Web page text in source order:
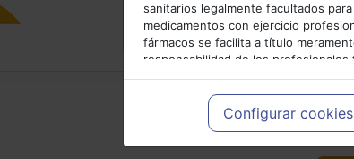
sanitarios legalmente facultados
medicamentos con ejercicio
fármacos se facilita a título
responsabilidad de los
medicamentos y decidir, en cada
adecuado a las necesidades del
Configurar cookies